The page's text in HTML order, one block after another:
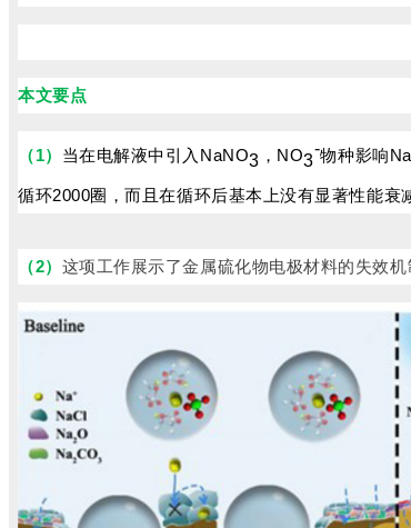
本文要点
（1） 当在电解液中引入NaNO3 ，NO3
-物种影响
循环2000圈，而且在循环后基本上没有显著性能衰
（2） 这项工作展示了金属硫化物电极材料的失效